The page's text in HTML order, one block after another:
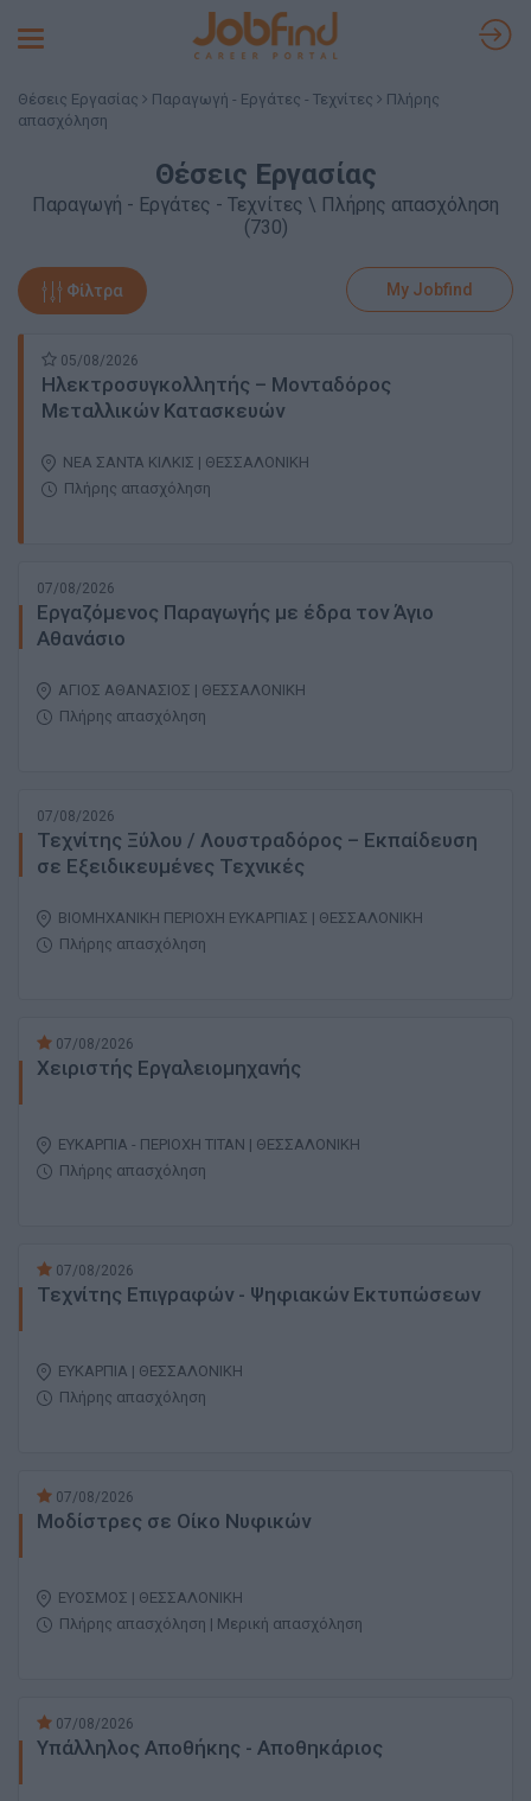
Toggle
Θέσεις Εργασίας Παραγωγή - Εργάτες - Τεχνίτες
Πλήρης
απασχόληση
Θέσεις Εργασίας
Παραγωγή - Εργάτες - Τεχνίτες \ Πλήρης απασχόληση
(730)
Φίλτρα My Jobfind
05/08/2026
Ηλεκτροσυγκολλητής – Μονταδόρος
Μεταλλικών Κατασκευών
ΝΕΑ ΣΑΝΤΑ ΚΙΛΚΙΣ | ΘΕΣΣΑΛΟΝΙΚΗ
Πλήρης απασχόληση
07/08/2026
Εργαζόμενος Παραγωγής με έδρα τον Άγιο
Αθανάσιο
ΑΓΙΟΣ ΑΘΑΝΑΣΙΟΣ | ΘΕΣΣΑΛΟΝΙΚΗ
Πλήρης απασχόληση
07/08/2026
Τεχνίτης Ξύλου / Λουστραδόρος – Εκπαίδευση
σε Εξειδικευμένες Τεχνικές
ΒΙΟΜΗΧΑΝΙΚΗ ΠΕΡΙΟΧΗ ΕΥΚΑΡΠΙΑΣ | ΘΕΣΣΑΛΟΝΙΚΗ
Πλήρης απασχόληση
07/08/2026
Χειριστής Εργαλειομηχανής
EΥΚΑΡΠΙΑ - ΠΕΡΙΟΧΗ ΤΙΤΑΝ | ΘΕΣΣΑΛΟΝΙΚΗ
Πλήρης απασχόληση
07/08/2026
Τεχνίτης Επιγραφών - Ψηφιακών Εκτυπώσεων
ΕΥΚΑΡΠΙΑ | ΘΕΣΣΑΛΟΝΙΚΗ
Πλήρης απασχόληση
07/08/2026
Μοδίστρες σε Οίκο Νυφικών
ΕΥΟΣΜΟΣ | ΘΕΣΣΑΛΟΝΙΚΗ
Πλήρης απασχόληση | Μερική απασχόληση
07/08/2026
Υπάλληλος Αποθήκης - Αποθηκάριος